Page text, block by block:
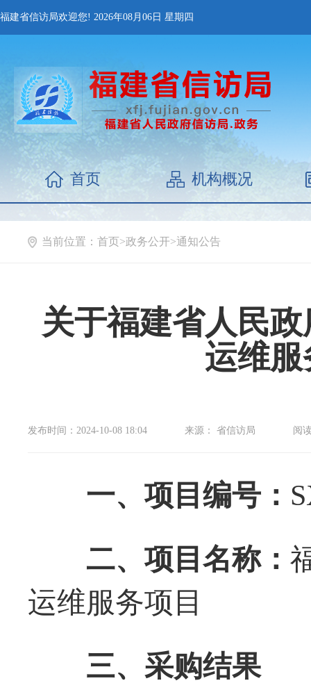
福建省信访局欢迎您! 2026年08月06日 星期四
首页 机构概况
当前位置： 首页>政务公开>通知公告
关于福建省人民
运维
发布时间：2024-10-08 18:04 来源： 省信访局 阅
一、项目编号：
二、项目名称：
运维服务项目
三、采购结果